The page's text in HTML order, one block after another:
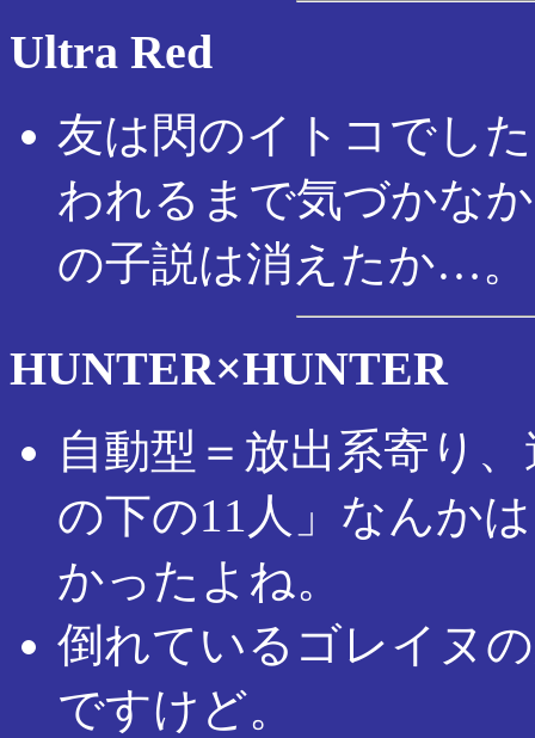
Ultra Red
友は閃のイトコでし
われるまで気づかな
の子説は消えたか…。
HUNTER×HUNTER
自動型＝放出系寄り
の下の11人」なんか
かったよね。
倒れているゴレイヌ
ですけど。